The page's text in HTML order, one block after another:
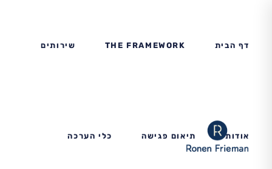
דף הבית THE FRAMEWORK שירותים
אודות תיאום פגישה כלי הערכה